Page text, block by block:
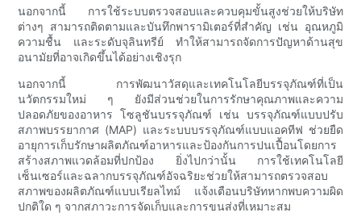
นอกจากนี้ การใช้ระบบตรวจสอบและควบคุมขั้นสูงช่วยให้บริษัท
ต่างๆ สามารถติดตามและบันทึกพารามิเตอร์ที่สำคัญ เช่น อุณหภูมิ
ความชื้น และระดับจุลินทรีย์ ทำให้สามารถจัดการปัญหาด้านสุข
อนามัยที่อาจเกิดขึ้นได้อย่างเชิงรุก
นอกจากนี้ การพัฒนาวัสดุและเทคโนโลยีบรรจุภัณฑ์ที่เป็น
นวัตกรรมใหม่ ๆ ยังมีส่วนช่วยในการรักษาคุณภาพและความ
ปลอดภัยของอาหาร โซลูชันบรรจุภัณฑ์ เช่น บรรจุภัณฑ์แบบปรับ
สภาพบรรยากาศ (MAP) และระบบบรรจุภัณฑ์แบบแอคทีฟ ช่วยยืด
อายุการเก็บรักษาผลิตภัณฑ์อาหารและป้องกันการปนเปื้อนโดยการ
สร้างสภาพแวดล้อมที่ปกป้อง ยิ่งไปกว่านั้น การใช้เทคโนโลยี
เซ็นเซอร์และฉลากบรรจุภัณฑ์อัจฉริยะช่วยให้สามารถตรวจสอบ
สภาพของผลิตภัณฑ์แบบเรียลไทม์ แจ้งเตือนบริษัทหากพบความผิด
ปกติใด ๆ จากสภาวะการจัดเก็บและการขนส่งที่เหมาะสม